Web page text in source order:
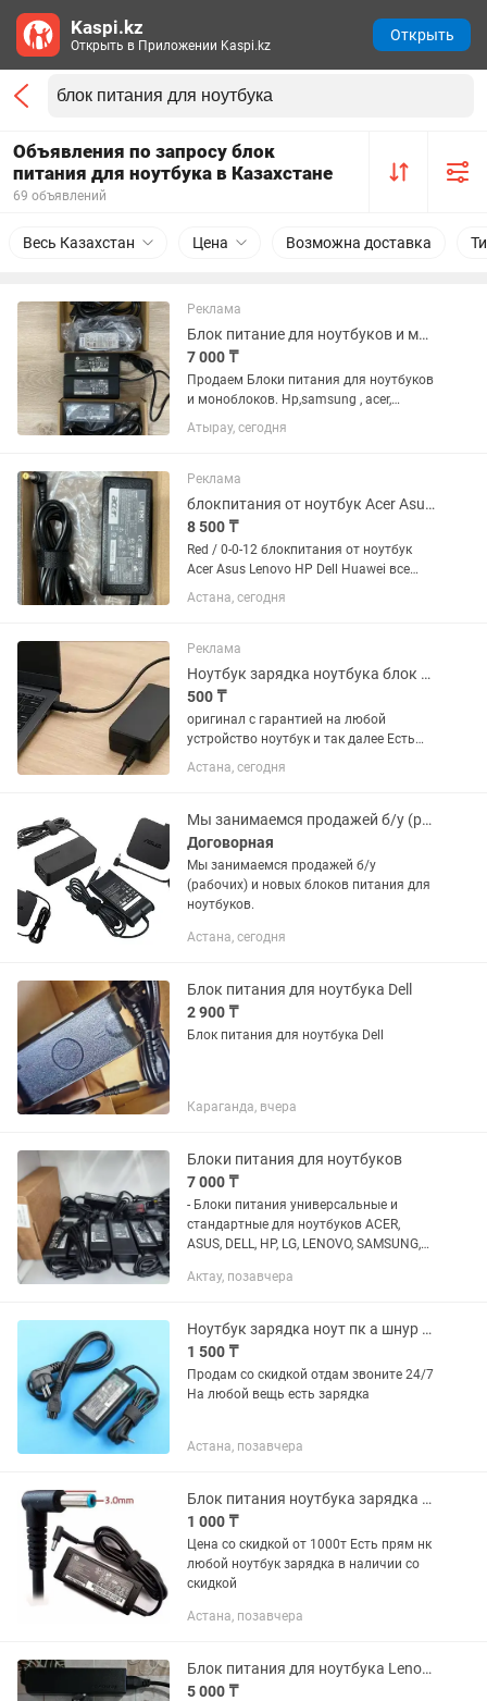
Объявления по запросу блок
питания для ноутбука в Казахстане
69 объявлений
Весь Казахстан Цена Возможна доставка
Реклама
Блок питание для ноутбуков и моноблоков
7 000 ₸
Продаем Блоки питания для ноутбуков
и моноблоков. Hp,samsung , acer,
lenovo, asus, dell и др. 18.5/ 19/ 20
вольт 8000 Для Hp моноблок 19 вольт
Атырау, сегодня
Реклама
блокпитания от ноутбук Acer Asus Lenovo HP Dell Huawei
8 500 ₸
Red / 0-0-12 блокпитания от ноутбук
Acer Asus Lenovo HP Dell Huawei все
новый
Астана, сегодня
Реклама
Ноутбук зарядка ноутбука блок питания шнур тайпси адаптер кабель штекер
500 ₸
оригинал с гарантией на любой
устройство ноутбук и так далее Есть
Астана, сегодня
Мы занимаемся продажей б/у (рабочих) и новых блоков питания для ноутбуков.
Договорная
Мы занимаемся продажей б/у
(рабочих) и новых блоков питания для
ноутбуков.
Астана, сегодня
Блок питания для ноутбука Dell
2 900 ₸
Блок питания для ноутбука Dell
Караганда, вчера
Блоки питания для ноутбуков
7 000 ₸
- Блоки питания универсальные и
стандартные для ноутбуков ACER,
ASUS, DELL, HP, LG, LENOVO, SAMSUNG,
мониторов - Шнуры питания к блокам
Актау, позавчера
Ноутбук зарядка ноут пк а шнур адаптер блок питания dell леново asus асер
1 500 ₸
Продам со скидкой отдам звоните 24/7
На любой вещь есть зарядка
Астана, позавчера
Блок питания ноутбука зарядка ноутбук пк шнур адатеи штекер type-c hp asus
1 000 ₸
Цена со скидкой от 1000т Есть прям нк
любой ноутбук зарядка в наличии со
скидкой
Астана, позавчера
Блок питания для ноутбука Lenovo
5 000 ₸
Kaspi.kz
Открыть в Приложении Kaspi.kz
Открыть